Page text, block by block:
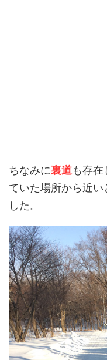
ちなみに裏道も存
ていた場所から近
した。